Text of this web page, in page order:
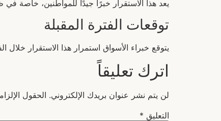
يعد هذا الاستقرار خبرًا جيدًا للمواطنين، خاصة
توقعات الفترة المقبلة
يتوقع خبراء الأسواق استمرار هذا الاستقرار
اترك تعليقاً
لن يتم نشر عنوان بريدك الإلكتروني. الحقول
التعليق *